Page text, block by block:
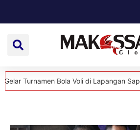
Bola Voli di Lapangan Sapta Marga